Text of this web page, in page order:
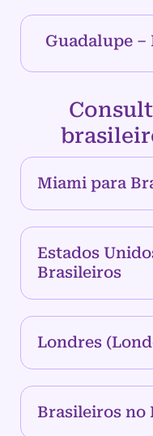
Guadalupe –
Miami para
Estados
Brasileiros
Londres
Brasileiros no